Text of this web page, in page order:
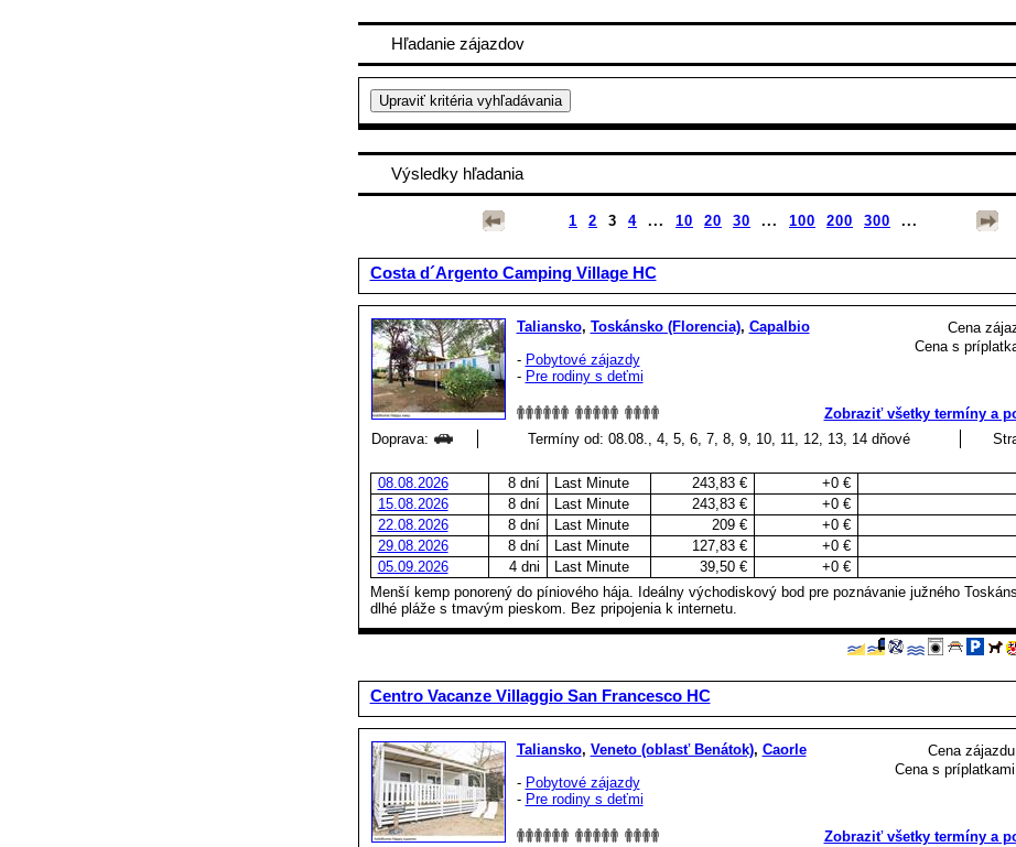
Hľadanie zájazdov
Výsledky hľadania
1 2 3 4 ... 10 20 30 ... 100 200 300 ...
Costa d´Argento Camping Village HC
Cena
Cena s
Taliansko, Toskánsko (Florencia), Capalbio
- Pobytové zájazdy
- Pre rodiny s deťmi
Zobraziť všetky termíny a
Doprava:
Termíny od: 08.08., 4, 5, 6, 7, 8, 9, 10, 11, 12, 13, 14 dňové
08.08.2026 8 dní Last Minute 243,83 €
+0 €
15.08.2026
8 dní Last Minute 243,83 €
+0 €
22.08.2026
8 dní Last Minute 209 €
+0 €
29.08.2026
8 dní Last Minute 127,83 €
+0 €
05.09.2026
4 dni Last Minute 39,50 €
+0 €
Menší kemp ponorený do píniového hája. Ideálny východiskový bod pre poznávanie južného
dlhé pláže s tmavým pieskom. Bez pripojenia k internetu.
Centro Vacanze Villaggio San Francesco HC
Cena
Cena s
Taliansko, Veneto (oblasť Benátok), Caorle
- Pobytové zájazdy
- Pre rodiny s deťmi
Zobraziť všetky termíny a